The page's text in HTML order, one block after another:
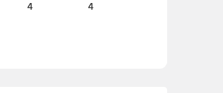
4 4